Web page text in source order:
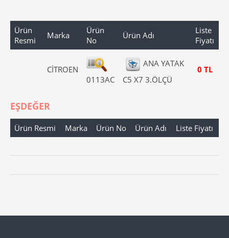
Ürün
Resmi
Marka
Ürün
No
Ürün Adı
Liste
Fiyatı
CİTROEN
0113AC
ANA YATAK
C5 X7 3.ÖLÇÜ
0 TL
EŞDEĞER
Ürün Resmi Marka Ürün No Ürün Adı Liste Fiyatı